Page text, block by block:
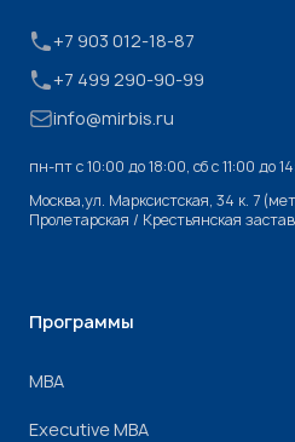
+7 903 012-18-87
+7 499 290-90-99
info@mirbis.ru
пн-пт с 10:00 до 18:00, cб с 11:00 до
Москва,ул. Марксистская, 34 к. 7
Пролетарская / Крестьянская
Программы
МВА
Executive MBA